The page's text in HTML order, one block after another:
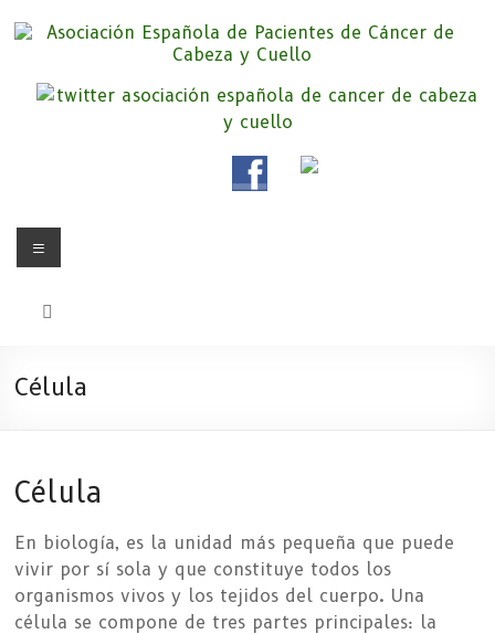
Asociación Española de
Pacientes de Cáncer de Cabeza y
Cuello
Somos la Asociación Española de Pacientes de Cáncer de Cabeza y
cuello «APC», una asociación sin animo de lucro que pretendemos
Menú
Célula
Célula
En biología, es la unidad más pequeña que puede
vivir por sí sola y que constituye todos los
organismos vivos y los tejidos del cuerpo. Una
célula se compone de tres partes principales: la